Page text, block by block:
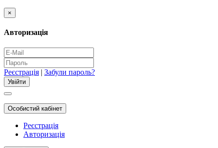
×
Авторизація
Реєстрація | Забули пароль?
Особистий кабінет
Реєстрація
Авторизація